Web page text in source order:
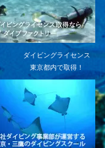
ダイビングライセンス
東京都内で取得！